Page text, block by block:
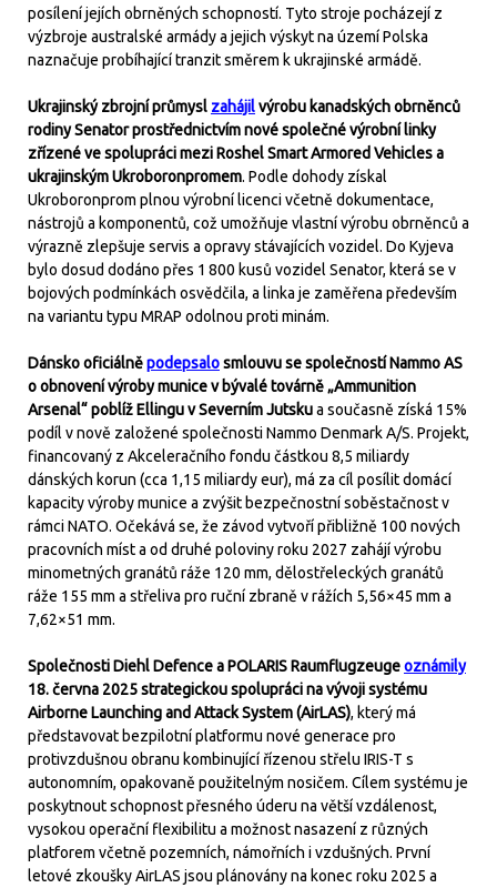
posílení jejích obrněných schopností. Tyto stroje pocházejí z
výzbroje australské armády a jejich výskyt na území Polska
naznačuje probíhající tranzit směrem k ukrajinské armádě.
Ukrajinský zbrojní průmysl zahájilvýrobu kanadských obrněnců
rodiny Senator prostřednictvím nové společné výrobní linky
zřízené ve spolupráci mezi Roshel Smart Armored Vehicles a
ukrajinským Ukroboronpromem. Podle dohody získal
Ukroboronprom plnou výrobní licenci včetně dokumentace,
nástrojů a komponentů, což umožňuje vlastní výrobu obrněnců a
výrazně zlepšuje servis a opravy stávajících vozidel. Do Kyjeva
bylo dosud dodáno přes 1 800 kusů vozidel Senator, která se v
bojových podmínkách osvědčila, a linka je zaměřena především
na variantu typu MRAP odolnou proti minám.
Dánsko oficiálněpodepsalosmlouvu se společností Nammo AS
o obnovení výroby munice v bývalé továrně „Ammunition
Arsenal“ poblíž Ellingu v Severním Jutskua současně získá 15%
podíl v nově založené společnosti Nammo Denmark A/S. Projekt,
financovaný z Akceleračního fondu částkou 8,5 miliardy
dánských korun (cca 1,15 miliardy eur), má za cíl posílit domácí
kapacity výroby munice a zvýšit bezpečnostní soběstačnost v
rámci NATO. Očekává se, že závod vytvoří přibližně 100 nových
pracovních míst a od druhé poloviny roku 2027 zahájí výrobu
minometných granátů ráže 120 mm, dělostřeleckých granátů
ráže 155 mm a střeliva pro ruční zbraně v rážích 5,56×45 mm a
7,62×51 mm.
Společnosti Diehl Defence a POLARIS Raumflugzeugeoznámily
18. června 2025 strategickou spolupráci na vývoji systému
Airborne Launching and Attack System (AirLAS), který má
představovat bezpilotní platformu nové generace pro
protivzdušnou obranu kombinující řízenou střelu IRIS-T s
autonomním, opakovaně použitelným nosičem. Cílem systému je
poskytnout schopnost přesného úderu na větší vzdálenost,
vysokou operační flexibilitu a možnost nasazení z různých
platforem včetně pozemních, námořních i vzdušných. První
letové zkoušky AirLAS jsou plánovány na konec roku 2025 a